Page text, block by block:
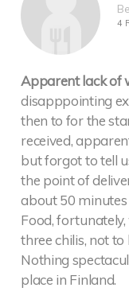
4
Apparent lack of
disapppointing
then to for the
received,
but forgot to tell
the point of
about 50
Food,
three chilis, not
Nothing
place in Finland.